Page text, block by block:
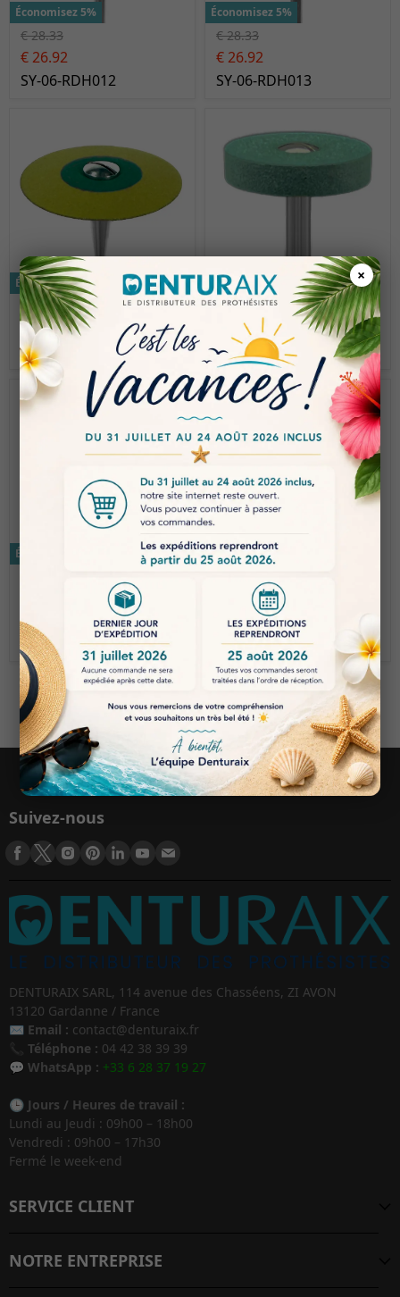
×
Économisez 5%
€ 28.33
€ 26.92
SY-06-RDH012
Économisez 5%
€ 28.33
€ 26.92
SY-06-RDH013
Économisez 5%
€ 28.33
€ 26.92
SY-06-RDH014
Économisez 5%
€ 17.42
€ 16.50
POLISSOIR ROUE
Économisez 5%
POLISSOIR CÔNE BOUT
PLAT
Économisez 5%
€ 14.10
POLISSOIR
CYLINDRIQUE
Suivez-nous
DENTURAIX SARL, 114 avenue des Chasséens, ZI AVON
13120 Gardanne / France
✉️ Email : contact@denturaix.fr
Téléphone : 04 42 38 39 39
💬 WhatsApp : +33 6 28 37 19 27
🕒 Jours / Heures de travail :
Lundi au Jeudi : 09h00 – 18h00
Vendredi : 09h00 – 17h30
Fermé le week-end
SERVICE CLIENT
NOTRE ENTREPRISE